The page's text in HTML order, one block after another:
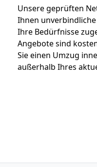
Unsere geprüften
Ihnen
Ihre Bedürfnisse
Angebote sind
Sie einen Umzug
außerhalb Ihres